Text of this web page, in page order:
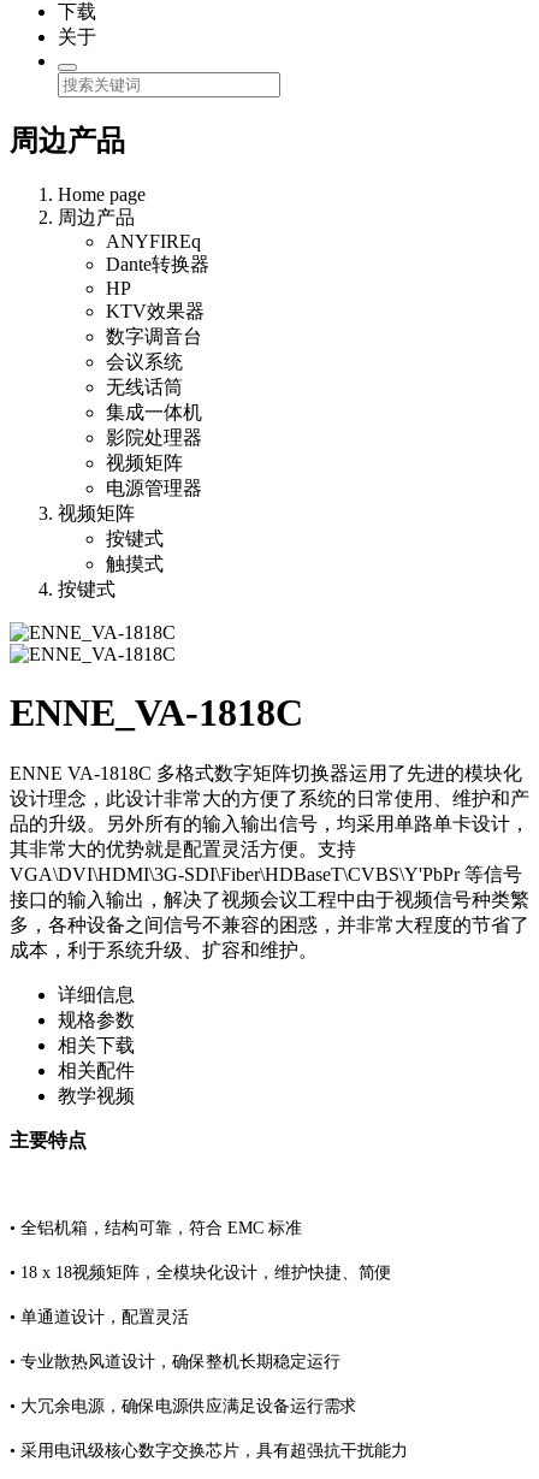
下载
关于
周边产品
Home page
周边产品
ANYFIREq
Dante转换器
HP
KTV效果器
数字调音台
会议系统
无线话筒
集成一体机
影院处理器
视频矩阵
电源管理器
视频矩阵
按键式
触摸式
按键式
ENNE_VA-1818C
ENNE VA‐1818C 多格式数字矩阵切换器运用了先进的模块化
设计理念，此设计非常大的方便了系统的日常使用、维护和产
品的升级。另外所有的输入输出信号，均采用单路单卡设计，
其非常大的优势就是配置灵活方便。支持
VGA\DVI\HDMI\3G‐SDI\Fiber\HDBaseT\CVBS\Y'PbPr 等信号
接口的输入输出，解决了视频会议工程中由于视频信号种类繁
多，各种设备之间信号不兼容的困惑，并非常大程度的节省了
成本，利于系统升级、扩容和维护。
详细信息
规格参数
相关下载
相关配件
教学视频
主要特点
• 全铝机箱，结构可靠，符合 EMC 标准
• 18 x 18视频矩阵，全模块化设计，维护快捷、简便
• 单通道设计，配置灵活
• 专业散热风道设计，确保整机长期稳定运行
• 大冗余电源，确保电源供应满足设备运行需求
• 采用电讯级核心数字交换芯片，具有超强抗干扰能力